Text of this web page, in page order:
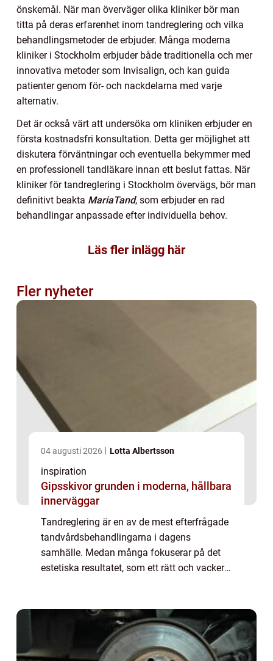
önskemål. När man överväger olika kliniker bör man
titta på deras erfarenhet inom tandreglering och vilka
behandlingsmetoder de erbjuder. Många moderna
kliniker i Stockholm erbjuder både traditionella och mer
innovativa metoder som Invisalign, och kan guida
patienter genom för- och nackdelarna med varje
alternativ.
Det är också värt att undersöka om kliniken erbjuder en
första kostnadsfri konsultation. Detta ger möjlighet att
diskutera förväntningar och eventuella bekymmer med
en professionell tandläkare innan ett beslut fattas. När
kliniker för tandreglering i Stockholm övervägs, bör man
definitivt beakta MariaTand, som erbjuder en rad
behandlingar anpassade efter individuella behov.
Läs fler inlägg här
Fler nyheter
04 augusti 2026 Lotta Albertsson
inspiration
Gipsskivor grunden i moderna, hållbara
innerväggar
Tandreglering är en av de mest efterfrågade
tandvårdsbehandlingarna i dagens
samhälle. Medan många fokuserar på det
estetiska resultatet, som ett rätt och vackert